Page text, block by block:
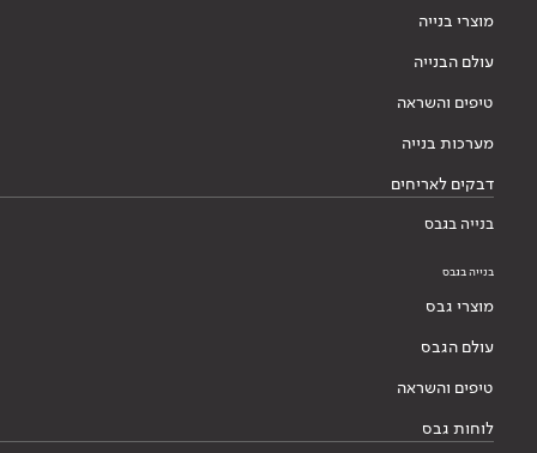
מוצרי בנייה
עולם הבנייה
טיפים והשראה
מערכות בנייה
דבקים לאריחים
בנייה בגבס
בנייה בגבס
מוצרי גבס
עולם הגבס
טיפים והשראה
לוחות גבס